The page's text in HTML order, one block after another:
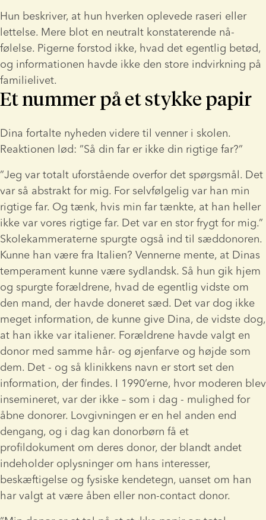
Hun beskriver, at hun hverken oplevede raseri eller
lettelse. Mere blot en neutralt konstaterende nå-
følelse. Pigerne forstod ikke, hvad det egentlig betød,
og informationen havde ikke den store indvirkning på
familielivet.
Et nummer på et stykke papir
Dina fortalte nyheden videre til venner i skolen.
Reaktionen lød: ”Så din far er ikke din rigtige far?”
”Jeg var totalt uforstående overfor det spørgsmål. Det
var så abstrakt for mig. For selvfølgelig var han min
rigtige far. Og tænk, hvis min far tænkte, at han heller
ikke var vores rigtige far. Det var en stor frygt for mig.”
Skolekammeraterne spurgte også ind til sæddonoren.
Kunne han være fra Italien? Vennerne mente, at Dinas
temperament kunne være sydlandsk. Så hun gik hjem
og spurgte forældrene, hvad de egentlig vidste om
den mand, der havde doneret sæd. Det var dog ikke
meget information, de kunne give Dina, de vidste dog,
at han ikke var italiener. Forældrene havde valgt en
donor med samme hår- og øjenfarve og højde som
dem. Det - og så klinikkens navn er stort set den
information, der findes. I 1990’erne, hvor moderen blev
insemineret, var der ikke – som i dag - mulighed for
åbne donorer. Lovgivningen er en hel anden end
dengang, og i dag kan donorbørn få et
profildokument om deres donor, der blandt andet
indeholder oplysninger om hans interesser,
beskæftigelse og fysiske kendetegn, uanset om han
har valgt at være åben eller non-contact donor.